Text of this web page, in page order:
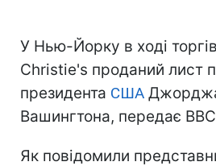
У Нью-Йорку в ході
Christie's проданий лист
президента США
Вашингтона, передає
Як повідомили